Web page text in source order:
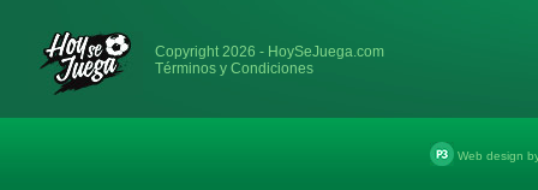
Copyright 2026 - HoySeJuega.com
Términos y Condiciones
Web design